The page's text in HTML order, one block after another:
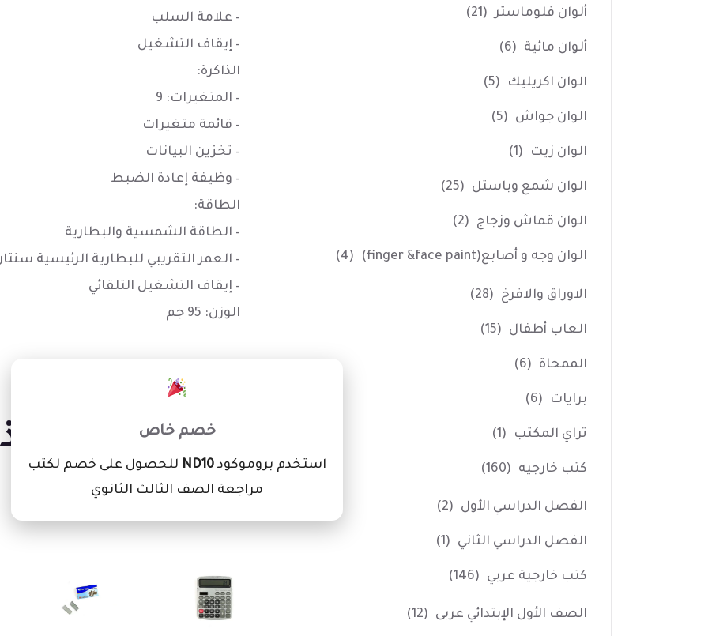
– علامة السلب
– إيقاف التشغيل
الذاكرة:
– المتغيرات: 9
– قائمة متغيرات
– تخزين البيانات
– وظيفة إعادة الضبط
الطاقة:
– الطاقة الشمسية والبطارية
– العمر التقريبي للبطارية الرئيسية
– إيقاف التشغيل التلقائي
الوزن: 95 جم
منتجات
ألوان فلوماستر (21)
ألوان مائية (6)
الوان اكريليك (5)
الوان جواش (5)
الوان زيت (1)
الوان شمع وباستل (25)
الوان قماش وزجاج (2)
الوان وجه و أصابع(finger &face paint) (4)
الاوراق والافرخ (28)
العاب أطفال (15)
الممحاة (6)
برايات (6)
تراي المكتب (1)
كتب خارجيه (160)
الفصل الدراسي الأول (2)
الفصل الدراسي الثاني (1)
كتب خارجية عربي (146)
الصف الأول الإبتدائي عربى (12)
خصم خاص
استخدم بروموكود ND10 للحصول على خصم لكتب
مراجعة الصف الثالث الثانوي